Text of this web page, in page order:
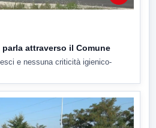
parla attraverso il Comune
e nessuna criticità igienico-